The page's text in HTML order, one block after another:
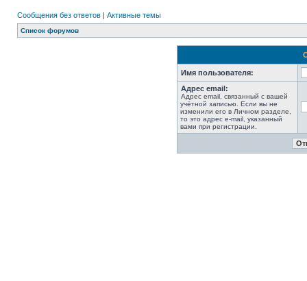
Сообщения без ответов | Активные темы
Список форумов
Имя пользователя:
Адрес email:
Адрес email, связанный с вашей
учётной записью. Если вы не
изменили его в Личном разделе,
то это адрес e-mail, указанный
вами при регистрации.